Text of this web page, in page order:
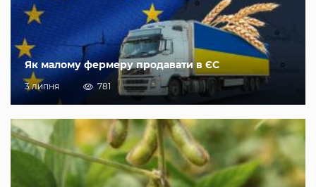
Як малому фермеру продавати в ЄС
3 липня 781